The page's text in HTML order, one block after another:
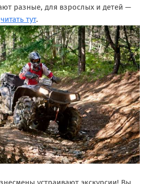
разные, для взрослых и детей —
читать тут.